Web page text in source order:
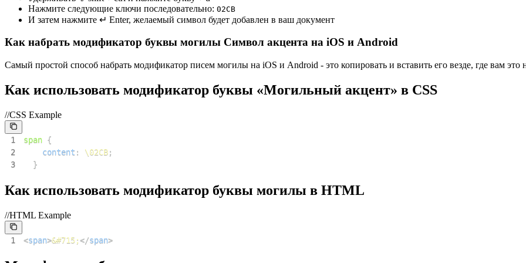
Нажмите следующие ключи последовательно: 02CB
И затем нажмите ↵ Enter, желаемый символ будет добавлен в ваш документ
Как набрать модификатор буквы могилы Символ акцента на iOS и Android
Самый простой способ набрать модификатор писем могилы на iOS и Android - это копировать и вставить его везде, где вам это
Как использовать модификатор буквы «Могильный акцент» в CSS
//CSS Example
1 span {
2
content : \02CB;
3
}
Как использовать модификатор буквы могилы в HTML
//HTML Example
1 <span>&#715;</span>